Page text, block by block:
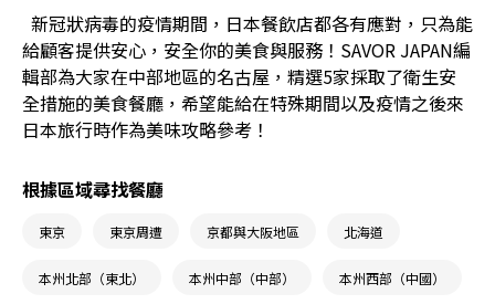
新冠狀病毒的疫情期間，日本餐飲店都各有應對，只為能
給顧客提供安心，安全你的美食與服務！SAVOR JAPAN編
輯部為大家在中部地區的名古屋，精選5家採取了衛生安
全措施的美食餐廳，希望能給在特殊期間以及疫情之後來
日本旅行時作為美味攻略參考！
根據區域尋找餐廳
東京 東京周遭 京都與大阪地區 北海道
本州北部（東北） 本州中部（中部） 本州西部（中國）